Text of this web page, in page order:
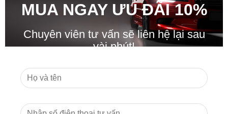
MUA NGAY ƯU ĐÃI10%
Chuyên viên tư vấn sẽ liên hệ lại sau
vài phút!